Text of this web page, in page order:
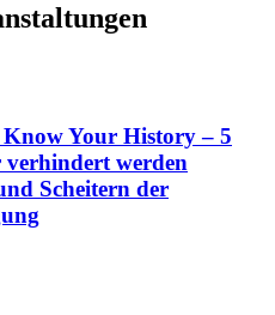
Your History – 5
werden
Scheitern der